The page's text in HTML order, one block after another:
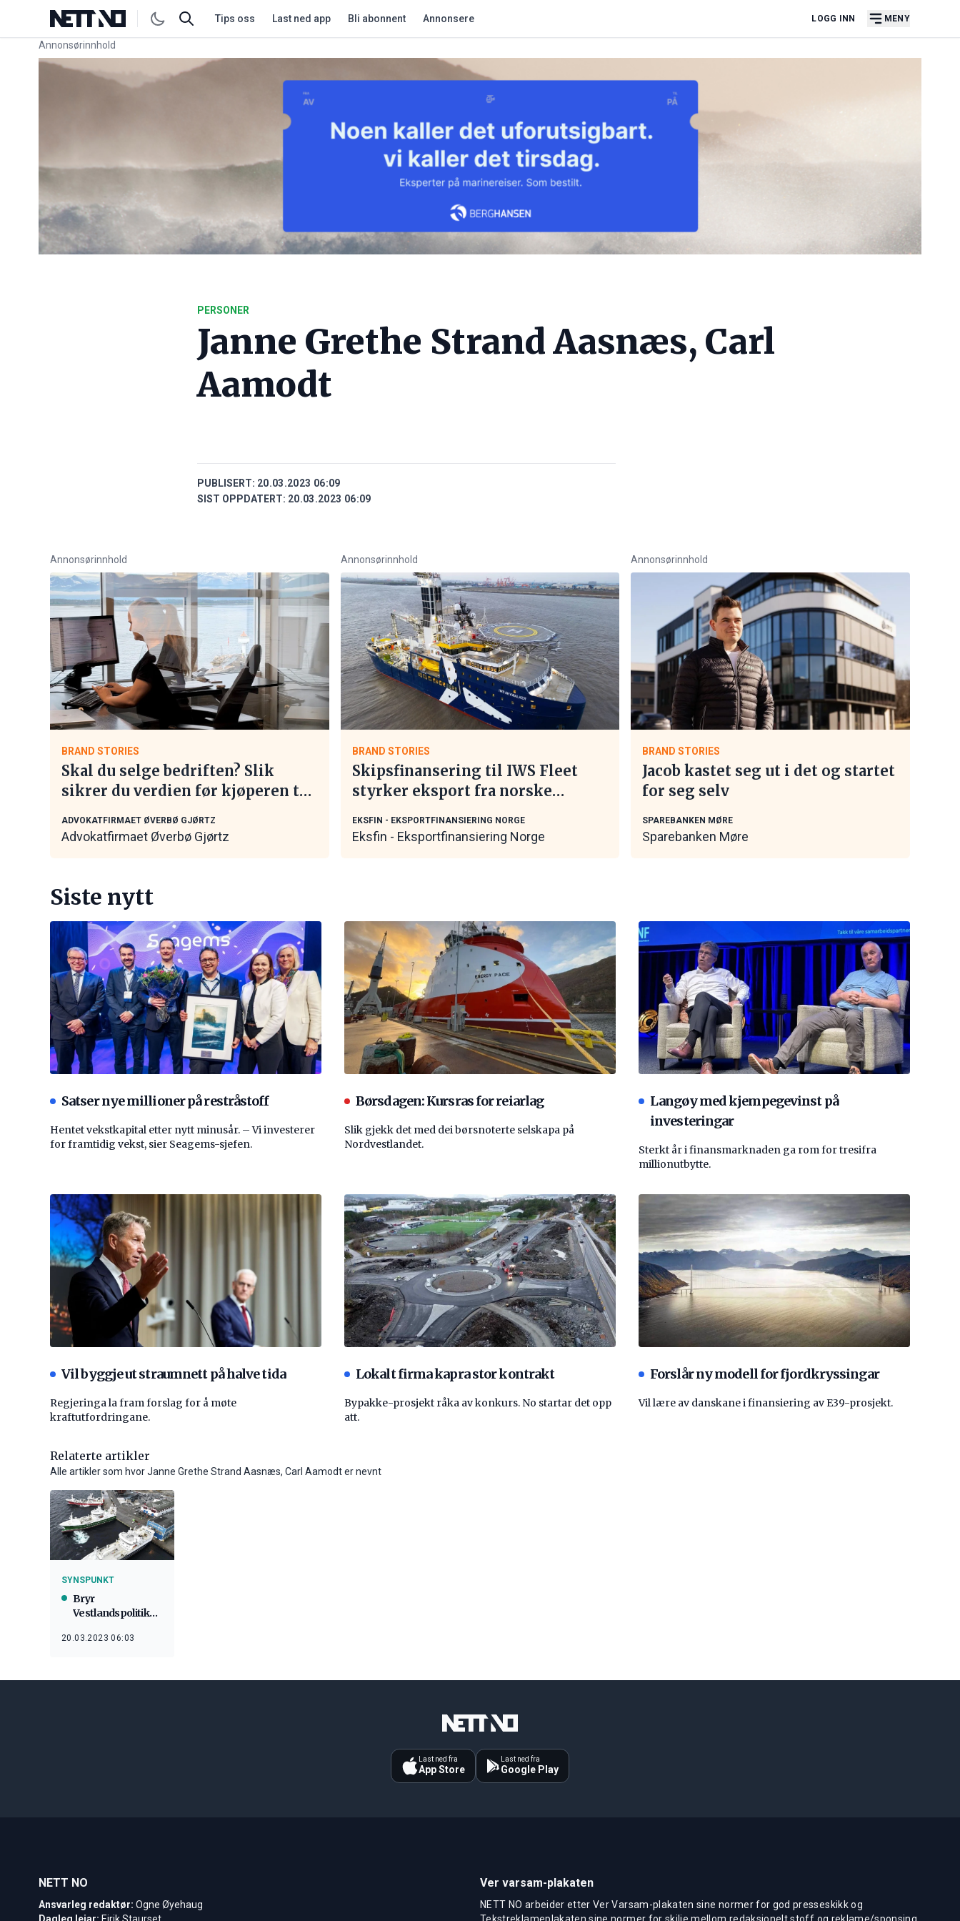
Tips oss Last ned app Bli abonnent Annonsere LOGG INN MENY
Annonsørinnhold
Link for annonse
PERSONER
Janne Grethe Strand Aasnæs, Carl
Aamodt
PUBLISERT: 20.03.2023 06:09
SIST OPPDATERT: 20.03.2023 06:09
Annonsørinnhold
BRAND STORIES
Skal du selge bedriften? Slik
sikrer du verdien før kjøperen tar
ADVOKATFIRMAET ØVERBØ GJØRTZ
Advokatfirmaet Øverbø Gjørtz
Annonsørinnhold
BRAND STORIES
Skipsfinansering til IWS Fleet
styrker eksport fra norske
EKSFIN - EKSPORTFINANSIERING NORGE
Eksfin - Eksportfinansiering Norge
Annonsørinnhold
BRAND STORIES
Jacob kastet seg ut i det og startet
for seg selv
SPAREBANKEN MØRE
Sparebanken Møre
Siste nytt
Satser nye millioner på restråstoff
Hentet vekstkapital etter nytt minusår. – Vi investerer
for framtidig vekst, sier Seagems-sjefen.
Børsdagen: Kursras for reiarlag
Slik gjekk det med dei børsnoterte selskapa på
Nordvestlandet.
Langøy med kjempegevinst på
investeringar
Sterkt år i finansmarknaden ga rom for tresifra
millionutbytte.
Vil byggje ut straumnett på halve tida
Regjeringa la fram forslag for å møte
kraftutfordringane.
Lokalt firma kapra stor kontrakt
Bypakke-prosjekt råka av konkurs. No startar det opp
att.
Forslår ny modell for fjordkryssingar
Vil lære av danskane i finansiering av E39-prosjekt.
Relaterte artikler
Alle artikler som hvor Janne Grethe Strand Aasnæs, Carl Aamodt er nevnt
SYNSPUNKT
Bryr
Vestlandspolitikerne
fiskerinæringen?
20.03.2023 06:03
Last ned fra
App Store
Last ned fra
Google Play
NETT NO
Ansvarleg redaktør: Ogne Øyehaug
Ver varsam-plakaten
NETT NO arbeider etter Ver Varsam-plakaten sine normer for god presseskikk og